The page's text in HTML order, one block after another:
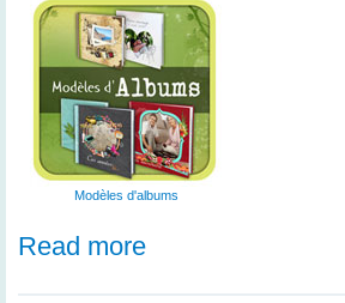
Modèles d'albums
Read more